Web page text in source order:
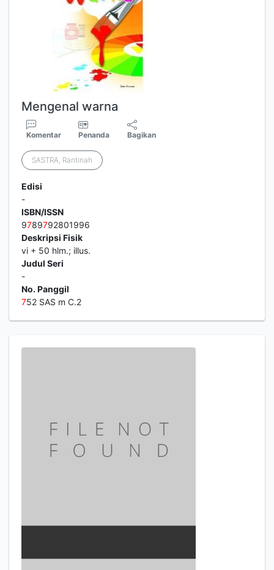
Mengenal warna
Komentar Penanda Bagikan
SASTRA, Rantinah
Edisi
-
ISBN/ISSN
9789792801996
Deskripsi Fisik
vi + 50 hlm.; illus.
Judul Seri
-
No. Panggil
752 SAS m C.2